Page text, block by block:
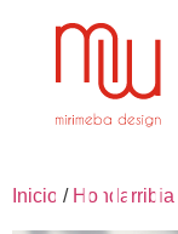
Inicio / Hondarribia